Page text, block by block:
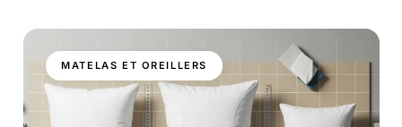
MATELAS ET OREILLERS